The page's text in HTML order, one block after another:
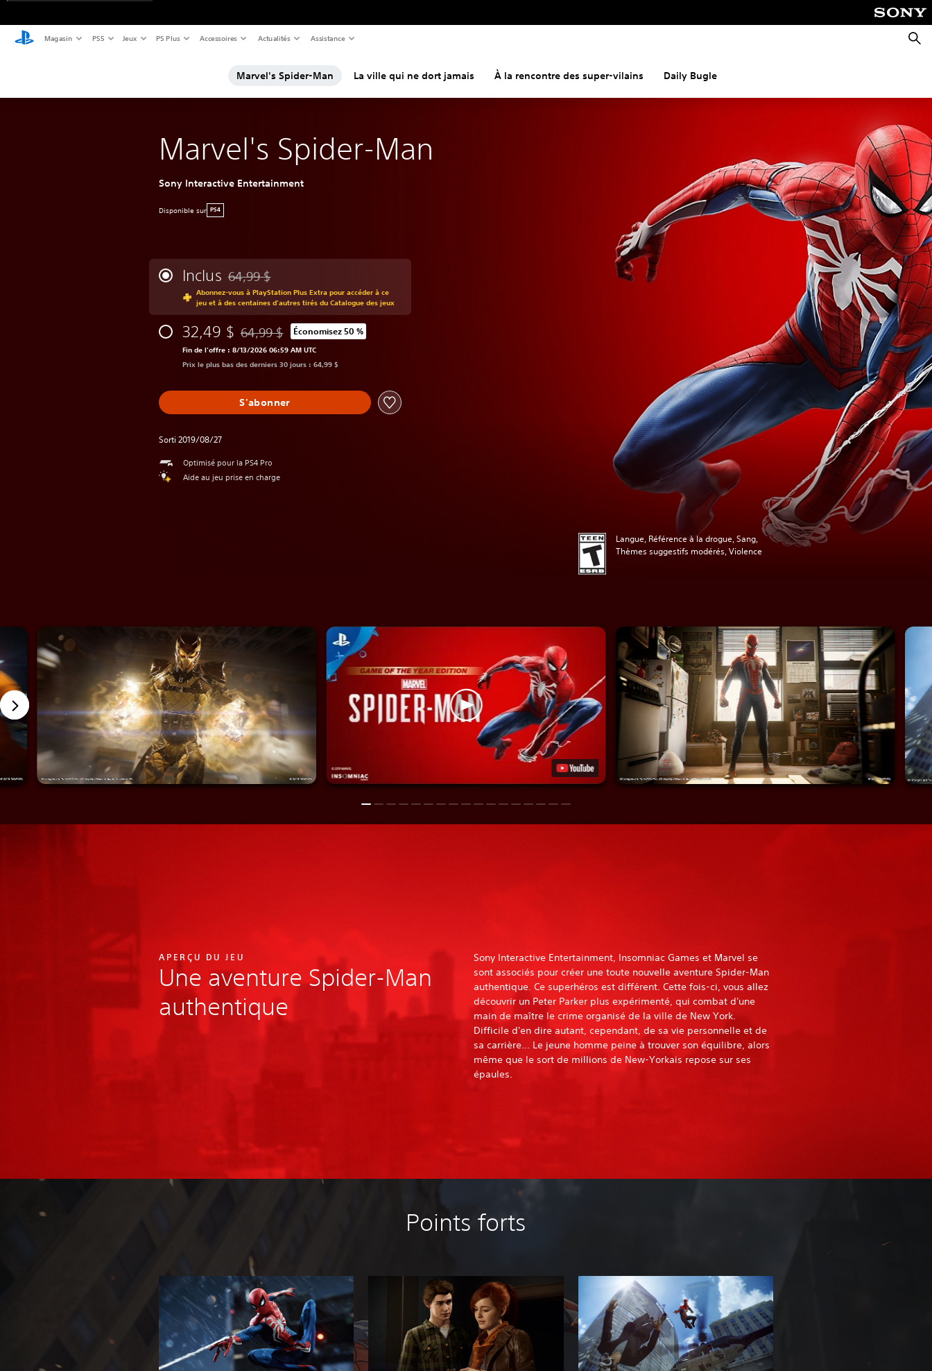
Magasin PS5 Jeux PS Plus Accessoires Actualités Assistance
Marvel's Spider-Man La ville qui ne dort jamais À la rencontre des super-vilains Daily Bugle
Marvel's Spider-Man
Sony Interactive Entertainment
Disponible sur PS4
Inclus Remise par rapport au prix d'origine de 64,99 $
64,99 $
Abonnez-vous à PlayStation Plus Extra pour accéder à ce
jeu et à des centaines d'autres tirés du Catalogue des jeux
32,49 $ Remise par rapport au prix d'origine de 64,99 $
64,99 $ Économisez 50 %
Fin de l’offre : 8/13/2026 06:59 AM UTC
Prix le plus bas des derniers 30 jours : 64,99 $
S'abonner
Sorti 2019/08/27
Optimisé pour la PS4 Pro
Aide au jeu prise en charge
Langue, Référence à la drogue, Sang,
Thèmes suggestifs modérés, Violence
APERÇU DU JEU
Une aventure Spider-Man
authentique
Sony Interactive Entertainment, Insomniac Games et Marvel se
sont associés pour créer une toute nouvelle aventure Spider-Man
authentique. Ce superhéros est différent. Cette fois-ci, vous allez
découvrir un Peter Parker plus expérimenté, qui combat d'une
main de maître le crime organisé de la ville de New York.
Difficile d'en dire autant, cependant, de sa vie personnelle et de
sa carrière... Le jeune homme peine à trouver son équilibre, alors
même que le sort de millions de New-Yorkais repose sur ses
épaules.
Points forts